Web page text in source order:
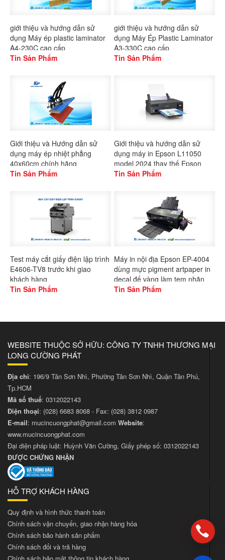
giới thiệu và hướng dẫn sử
dụng Máy ép plastic laminator
A4-230C cao cấp
Tin Sản Phẩm
giới thiệu và hướng dẫn sử
dụng Máy Ép Plastic Laminator
A3-330C cao cấp
Tin Sản Phẩm
Giới thiệu và Hướng dẫn sử
dụng máy ép nhiệt phẳng
40x60cm chính hãng
Gaoshang
Tin Sản Phẩm
Giới thiệu và hướng dẫn sử
dụng máy in Epson L11050
model 2024 thay thế Epson
L1300
Tin Sản Phẩm
Test máy cắt giấy điện lập trình
E4606-TV8 trước khi giao
khách hàng
Tin Sản Phẩm
Máy in nội địa Epson EP-4004
dùng mực pigment artpaper in
decal đế vàng làm tem nhãn
Tin Sản Phẩm
WEBSITE THUỘC SỞ HỮU: CÔNG TY TNHH THƯƠNG MẠI
LONG CƯỜNG PHÁT
Địa chỉ: 196/9 Tân Sơn Nhì, Phường Tân Sơn Nhì, Quận Tân Phú,
Tp.HCM
Mã số thuế: 0312022143
Điện thoại: (028) 6683 8068 - Fax: (028) 3812 0987
E-mail: mucincuongphat@gmail.com Website:
www.mucincuongphat.com
Đại diện pháp luật: Huỳnh Văn Cường, Giấy phép số: 0312022143
ĐƯỢC CHỨNG NHẬN
HỖ TRỢ KHÁCH HÀNG
Quy định và hình thức thanh toán
Chính sách vận chuyển, giao nhận hàng hóa
Chính sách bảo hành sản phẩm
Chính sách đổi và trả hàng
Chính sách bảo mật thông tin khách hàng